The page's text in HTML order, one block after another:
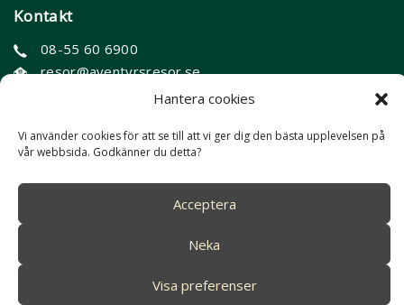
Hantera cookies
Vi använder cookies för att se till att vi ger dig den bästa upplevelsen på
vår webbsida. Godkänner du detta?
Acceptera
Neka
Visa preferenser
Kontakt
08-55 60 6900
resor@aventyrsresor.se
Slussplan 9, Stockholm (besök förbokas)